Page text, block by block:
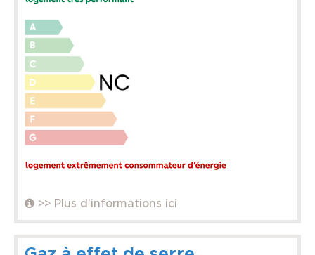
>> Plus d'informations ici